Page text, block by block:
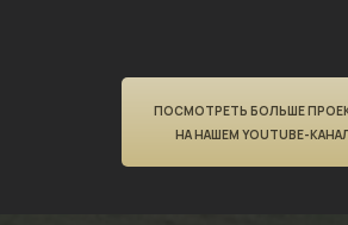
ПОСМОТРЕТЬ БОЛЬШЕ
НА НАШЕМ YOUTUBE-